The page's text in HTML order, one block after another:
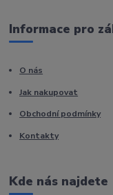
Informace pro
O nás
Jak nakupovat
Obchodní podmínky
Kontakty
Kde nás najdete